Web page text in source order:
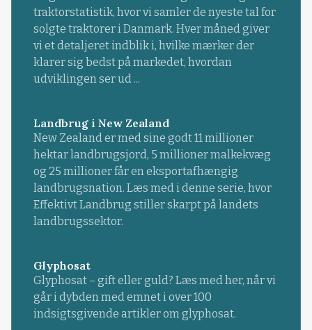
traktorstatistik, hvor vi samler de nyeste tal for
solgte traktorer i Danmark. Hver måned giver
vi et detaljeret indblik i, hvilke mærker der
klarer sig bedst på markedet, hvordan
udviklingen ser ud ...
Landbrug i New Zealand
New Zealand er med sine godt 11 millioner
hektar landbrugsjord, 5 millioner malkekvæg
og 25 millioner får en eksportafhængig
landbrugsnation. Læs med i denne serie, hvor
Effektivt Landbrug stiller skarpt på landets
landbrugssektor.
Glyphosat
Glyphosat – gift eller guld? Læs med her, når vi
går i dybden med emnet i over 100
indsigtsgivende artikler om glyphosat.